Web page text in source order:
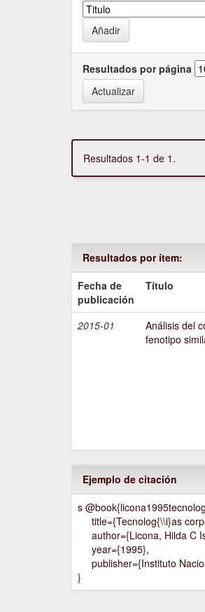
Resultados por página
Resultados 1-1 de 1.
Resultados por ítem:
Fecha de
publicación
Título
2015-01
Análisis del
fenotipo
Ejemplo de citación
s
title={Tecnolog{\\i}as
author={Licona, Hilda C
year={1995},
publisher={Instituto
}